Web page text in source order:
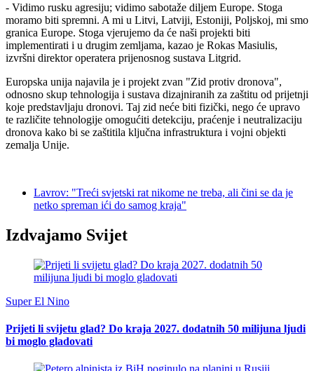
- Vidimo rusku agresiju; vidimo sabotaže diljem Europe. Stoga
moramo biti spremni. A mi u Litvi, Latviji, Estoniji, Poljskoj, mi smo
granica Europe. Stoga vjerujemo da će naši projekti biti
implementirati i u drugim zemljama, kazao je Rokas Masiulis,
izvršni direktor operatera prijenosnog sustava Litgrid.
Europska unija najavila je i projekt zvan "Zid protiv dronova",
odnosno skup tehnologija i sustava dizajniranih za zaštitu od prijetnji
koje predstavljaju dronovi. Taj zid neće biti fizički, nego će upravo
te različite tehnologije omogućiti detekciju, praćenje i neutralizaciju
dronova kako bi se zaštitila ključna infrastruktura i vojni objekti
zemalja Unije.
Lavrov: "Treći svjetski rat nikome ne treba, ali čini se da je
netko spreman ići do samog kraja"
Izdvajamo Svijet
Super El Nino
Prijeti li svijetu glad? Do kraja 2027. dodatnih 50 milijuna ljudi
bi moglo gladovati